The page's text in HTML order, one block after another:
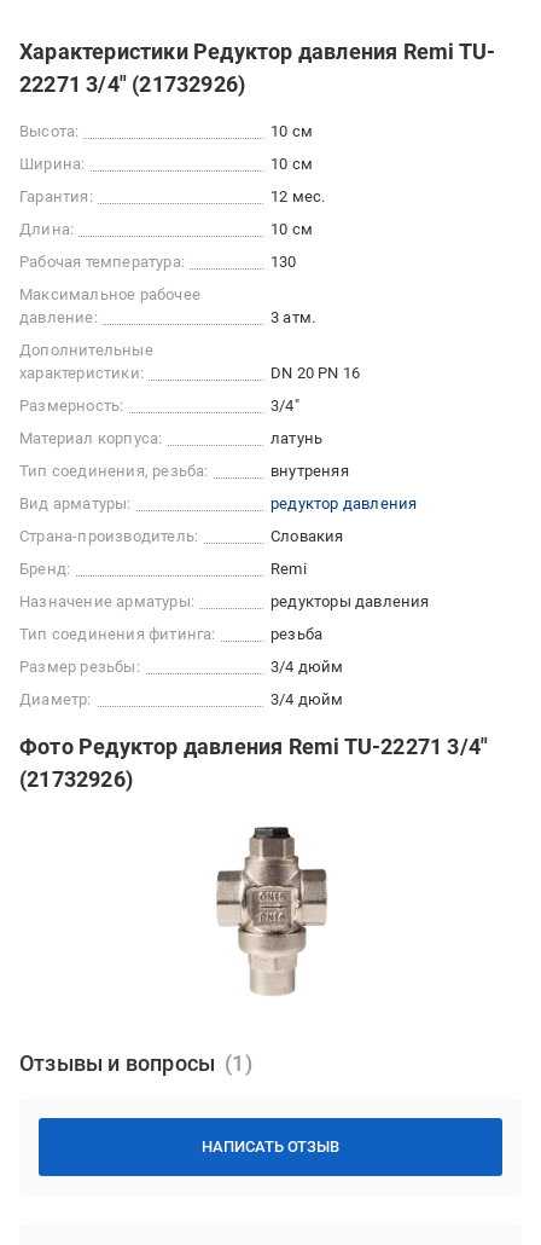
Характеристики Редуктор давления Remi TU-
22271 3/4" (21732926)
Высота:
10 см
Ширина:
10 см
Гарантия:
12 мес.
Длина:
10 см
Рабочая температура:
130
Максимальное рабочее
давление:
3 атм.
Дополнительные
характеристики:
DN 20 PN 16
Размерность:
3/4"
Материал корпуса:
латунь
Тип соединения, резьба:
внутреняя
Вид арматуры:
редуктор давления
Страна-производитель:
Словакия
Бренд:
Remi
Назначение арматуры:
редукторы давления
Тип соединения фитинга:
резьба
Размер резьбы:
3/4 дюйм
Диаметр:
3/4 дюйм
Фото Редуктор давления Remi TU-22271 3/4"
(21732926)
Отзывы и вопросы
НАПИСАТЬ ОТЗЫВ